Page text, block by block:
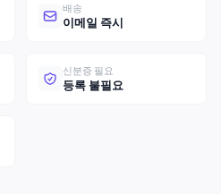
배송
이메일 즉시
신분증 필요
등록 불필요